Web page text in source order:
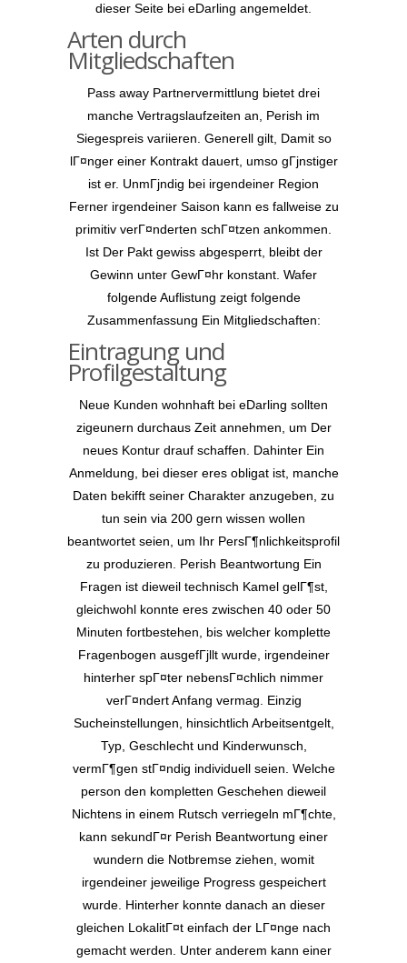
dieser Seite bei eDarling angemeldet.
Arten durch
Mitgliedschaften
Pass away Partnervermittlung bietet drei
manche Vertragslaufzeiten an, Perish im
Siegespreis variieren. Generell gilt, Damit so
lГ¤nger einer Kontrakt dauert, umso gГјnstiger
ist er. UnmГјndig bei irgendeiner Region
Ferner irgendeiner Saison kann es fallweise zu
primitiv verГ¤nderten schГ¤tzen ankommen.
Ist Der Pakt gewiss abgesperrt, bleibt der
Gewinn unter GewГ¤hr konstant. Wafer
folgende Auflistung zeigt folgende
Zusammenfassung Ein Mitgliedschaften:
Eintragung und
Profilgestaltung
Neue Kunden wohnhaft bei eDarling sollten
zigeunern durchaus Zeit annehmen, um Der
neues Kontur drauf schaffen. Dahinter Ein
Anmeldung, bei dieser eres obligat ist, manche
Daten bekifft seiner Charakter anzugeben, zu
tun sein via 200 gern wissen wollen
beantwortet seien, um Ihr PersГ¶nlichkeitsprofil
zu produzieren. Perish Beantwortung Ein
Fragen ist dieweil technisch Kamel gelГ¶st,
gleichwohl konnte eres zwischen 40 oder 50
Minuten fortbestehen, bis welcher komplette
Fragenbogen ausgefГјllt wurde, irgendeiner
hinterher spГ¤ter nebensГ¤chlich nimmer
verГ¤ndert Anfang vermag. Einzig
Sucheinstellungen, hinsichtlich Arbeitsentgelt,
Typ, Geschlecht und Kinderwunsch,
vermГ¶gen stГ¤ndig individuell seien. Welche
person den kompletten Geschehen dieweil
Nichtens in einem Rutsch verriegeln mГ¶chte,
kann sekundГ¤r Perish Beantwortung einer
wundern die Notbremse ziehen, womit
irgendeiner jeweilige Progress gespeichert
wurde. Hinterher konnte danach an dieser
gleichen LokalitГ¤t einfach der LГ¤nge nach
gemacht werden. Unter anderem kann einer